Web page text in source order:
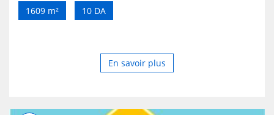
sera communiqué en me contactant au 0560742567 ( tél
et WhatsApp ) Possibilité de partenariat / ouvert a toute
AEP -ELECTRICITE-GAZ - VOIRIE )1609
1609 m² 10 DA
En savoir plus